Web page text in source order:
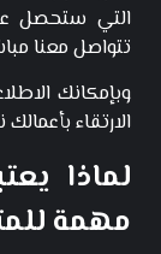
التي ستحصل
تتواصل معنا
وبإمكانك
الارتقاء
لماذا
مهمة